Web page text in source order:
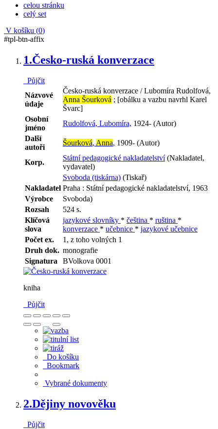
celou stránku
celý set
V košíku (0)
#tpl-btn-affix
1.Česko-ruská konverzace
Půjčit
Názvové
údaje
Česko-ruská konverzace / Lubomíra Rudolfová,
Anna Šourková ; [obálku a vazbu navrhl Karel
Švarc]
Osobní
jméno
Rudolfová, Lubomíra, 1924- (Autor)
Další
autoři
Šourková, Anna, 1909- (Autor)
Korp.
Státní pedagogické nakladatelství(Nakladatel,
vydavatel)
Svoboda (tiskárna) (Tiskař)
Nakladatel Praha : Státní pedagogické nakladatelství, 1963
Výrobce
Svoboda)
Rozsah
524 s.
Klíčová
slova
jazykové slovníky * čeština * ruština *
konverzace * učebnice * jazykové učebnice
Počet ex.
1, z toho volných 1
Druh dok. monografie
Signatura
BVolkova 0001
kniha
Půjčit
Do košíku
Bookmark
Vybrané dokumenty
2.Dějiny novověku
Půjčit